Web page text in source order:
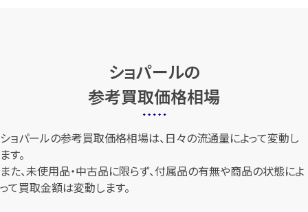
ショパールの
参考買取価格相場
ショパールの参考買取価格相場は、日々の流通量によって変動し
ます。
また、未使用品・中古品に限らず、付属品の有無や商品の状態によ
って買取金額は変動します。